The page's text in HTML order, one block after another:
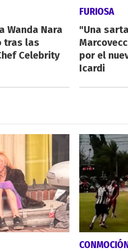
Wanda Nara
tras las
Celebrity
FURIOSA
"Una
por el
Icardi